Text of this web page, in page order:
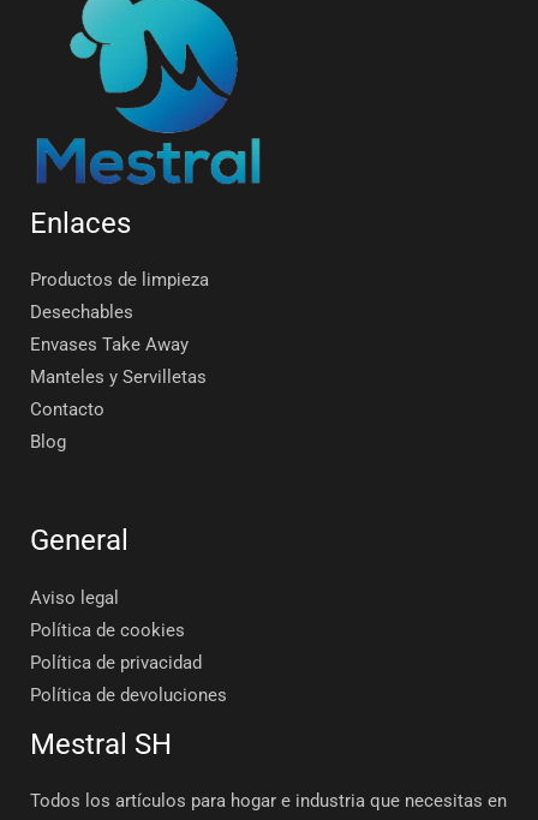
Enlaces
Productos de limpieza
Desechables
Envases Take Away
Manteles y Servilletas
Contacto
Blog
General
Aviso legal
Política de cookies
Política de privacidad
Política de devoluciones
Mestral SH
Todos los artículos para hogar e industria que necesitas en